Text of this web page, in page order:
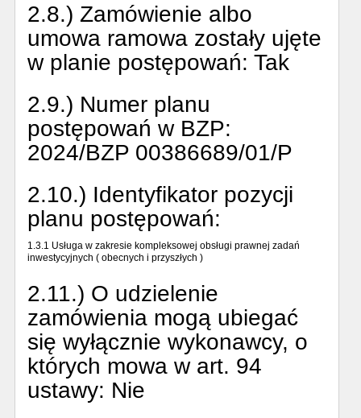
2.8.) Zamówienie albo
umowa ramowa zostały ujęte
w planie postępowań: Tak
2.9.) Numer planu
postępowań w BZP:
2024/BZP 00386689/01/P
2.10.) Identyfikator pozycji
planu postępowań:
1.3.1 Usługa w zakresie kompleksowej obsługi prawnej zadań
inwestycyjnych ( obecnych i przyszłych )
2.11.) O udzielenie
zamówienia mogą ubiegać
się wyłącznie wykonawcy, o
których mowa w art. 94
ustawy: Nie